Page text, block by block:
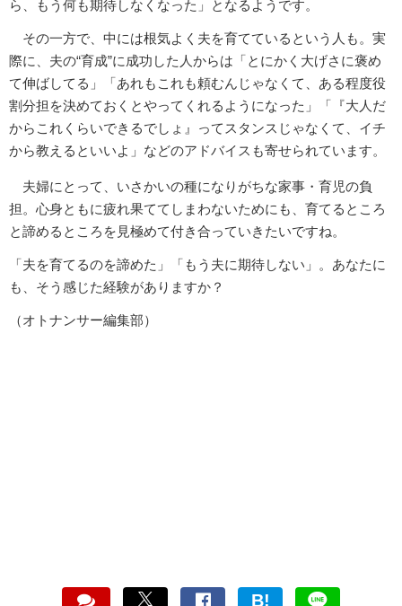
ら、もう何も期待しなくなった」となるようです。
その一方で、中には根気よく夫を育てているという人も。実
際に、夫の“育成”に成功した人からは「とにかく大げさに褒め
て伸ばしてる」「あれもこれも頼むんじゃなくて、ある程度役
割分担を決めておくとやってくれるようになった」「『大人だ
からこれくらいできるでしょ』ってスタンスじゃなくて、イチ
から教えるといいよ」などのアドバイスも寄せられています。
夫婦にとって、いさかいの種になりがちな家事・育児の負
担。心身ともに疲れ果ててしまわないためにも、育てるところ
と諦めるところを見極めて付き合っていきたいですね。
「夫を育てるのを諦めた」「もう夫に期待しない」。あなたに
も、そう感じた経験がありますか？
（オトナンサー編集部）
B!